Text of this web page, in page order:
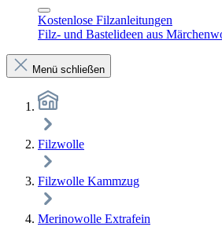
Kostenlose Filzanleitungen
Filz- und Bastelideen aus
Menü schließen
Filzwolle
Filzwolle Kammzug
Merinowolle Extrafein